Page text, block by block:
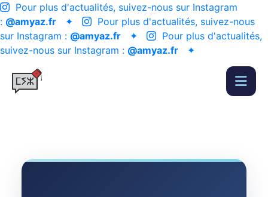
Pour plus d'actualités, suivez-nous sur Instagram
: @amyaz.fr ✦
Pour plus d'actualités, suivez-nous
sur Instagram : @amyaz.fr ✦
Pour plus d'actualités,
suivez-nous sur Instagram : @amyaz.fr ✦